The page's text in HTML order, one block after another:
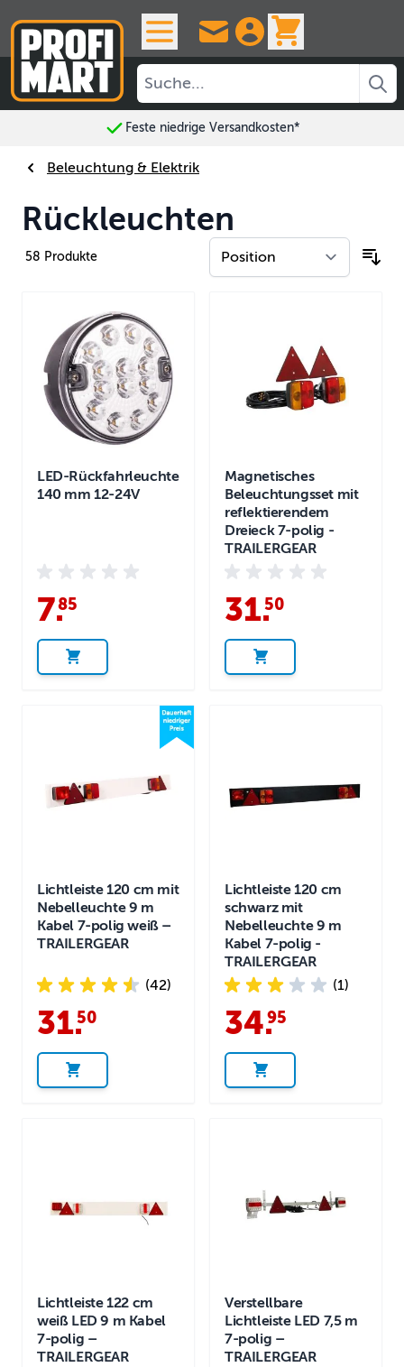
Feste niedrige Versandkosten*
Beleuchtung & Elektrik
Rückleuchten
58 Produkte
LED-Rückfahrleuchte
140 mm 12-24V
7.
85
Magnetisches
Beleuchtungsset mit
reflektierendem
Dreieck 7-polig -
TRAILERGEAR
31.
50
Lichtleiste 120 cm mit
Nebelleuchte 9 m
Kabel 7-polig weiß –
TRAILERGEAR
(42)
31.
50
Lichtleiste 120 cm
schwarz mit
Nebelleuchte 9 m
Kabel 7-polig -
TRAILERGEAR
(1)
34.
95
Lichtleiste 122 cm
weiß LED 9 m Kabel
7-polig –
TRAILERGEAR
Verstellbare
Lichtleiste LED 7,5 m
7-polig –
TRAILERGEAR